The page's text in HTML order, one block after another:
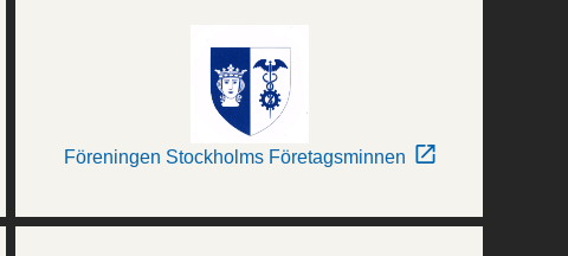
Föreningen Stockholms Företagsminnen